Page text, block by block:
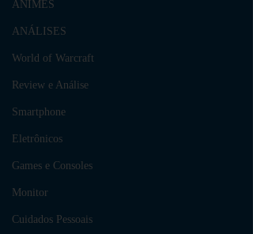
ANIMES
ANÁLISES
World of Warcraft
Review e Análise
Smartphone
Eletrônicos
Games e Consoles
Monitor
Cuidados Pessoais